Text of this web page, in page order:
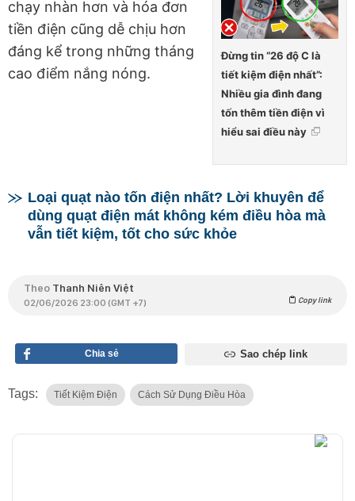
Đừng tin “26 độ C là
tiết kiệm điện nhất”:
Nhiều gia đình đang
tốn thêm tiền điện vì
hiểu sai điều này
chạy nhàn hơn và hóa đơn
tiền điện cũng dễ chịu hơn
đáng kể trong những tháng
cao điểm nắng nóng.
Loại quạt nào tốn điện nhất? Lời khuyên để
dùng quạt điện mát không kém điều hòa mà
vẫn tiết kiệm, tốt cho sức khỏe
Theo Thanh Niên Việt
02/06/2026 23:00 (GMT +7) Copy link
Chia sẻ Sao chép link
Tags: Tiết Kiệm Điện Cách Sử Dụng Điều Hòa